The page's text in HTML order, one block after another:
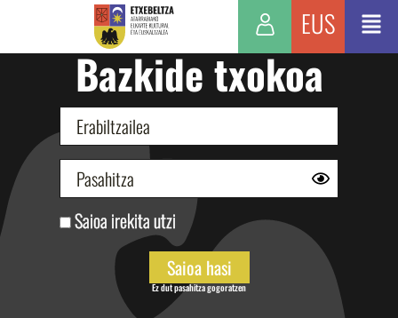
EUS
Bazkide txokoa
Saioa irekita utzi
Ez dut pasahitza gogoratzen